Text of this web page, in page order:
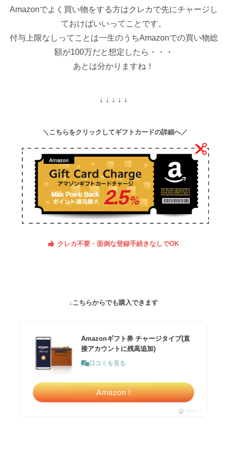
Amazonでよく買い物をする方はクレカで先にチャージし
ておけばいいってことです。
付与上限なしってことは一生のうちAmazonでの買い物総
額が100万だと想定したら・・・
あとは分かりますね！
↓ ↓ ↓ ↓ ↓
＼こちらをクリックしてギフトカードの詳細へ／
クレカ不要・面倒な登録手続きなしでOK
↓こちらからでも購入できます
Amazonギフト券 チャージタイプ(直
接アカウントに残高追加)
口コミを見る
Amazon !
ポチップ